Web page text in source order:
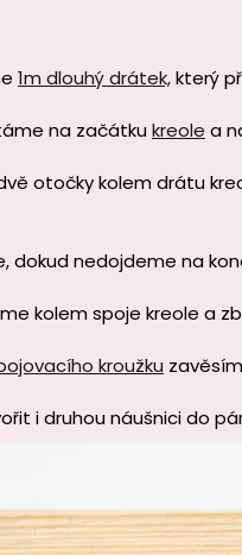
1m dlouhý drátek,který
na začátku kreole a
otočky kolem drátu
dokud nedojdeme na
kolem spoje kreole a
kroužku
i druhou náušnici do